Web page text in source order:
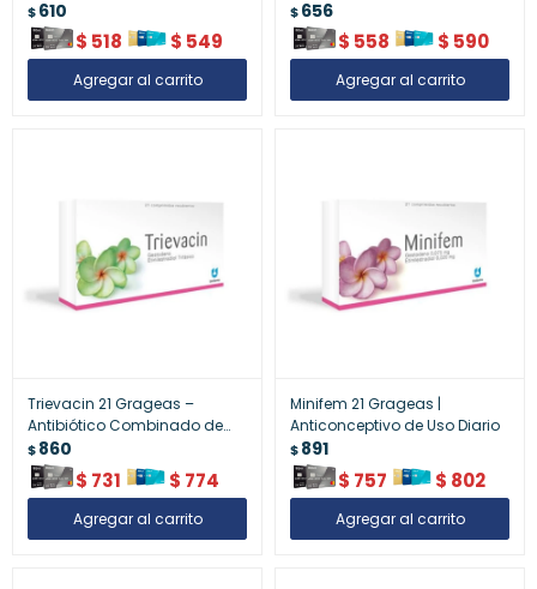
Bienestar General
$610
$ 518 $ 549
Tratamiento Antibiótico
Infantil
$656
$ 558 $ 590
Trievacin 21 Grageas –
Antibiótico Combinado de
Amplia Acción
$860
$ 731 $ 774
Minifem 21 Grageas |
Anticonceptivo de Uso Diario
$891
$ 757 $ 802